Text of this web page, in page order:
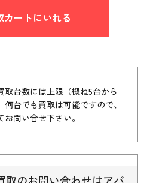
カートにいれる
取台数には上限（概ね5台から
台でも買取は可能ですので、
問い合せ下さい。